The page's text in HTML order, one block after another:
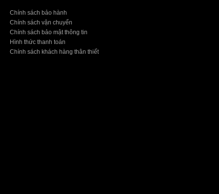
Chính sách bảo hành
Chính sách vận chuyển
Chính sách bảo mật thông tin
Hình thức thanh toán
Chính sách khách hàng thân thiết